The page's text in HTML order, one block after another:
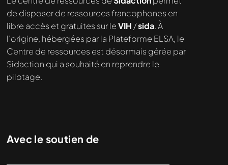
demandé....
de disposer de ressources francophones en
libre accès et gratuites sur leVIH /sida. À
l’origine, hébergées par la Plateforme ELSA, le
Centre de ressources est désormais gérée par
Sidaction qui a souhaité en reprendre le
pilotage.
Avec le soutien de